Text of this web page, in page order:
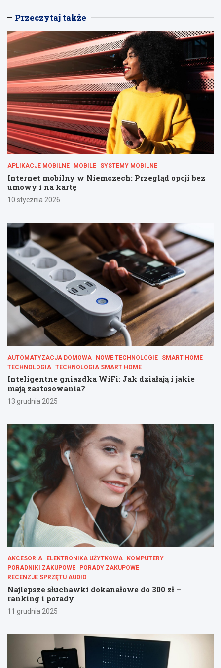
Przeczytaj także
APLIKACJE MOBILNE MOBILE SYSTEMY MOBILNE
Internet mobilny w Niemczech: Przegląd opcji bez
umowy i na kartę
10 stycznia 2026
AUTOMATYZACJA DOMOWA NOWE TECHNOLOGIE
SMART HOME
TECHNOLOGIA TECHNOLOGIA SMART HOME
Inteligentne gniazdka WiFi: Jak działają i jakie
mają zastosowania?
13 grudnia 2025
AKCESORIA ELEKTRONIKA UŻYTKOWA
KOMPUTERY
PORADNIKI ZAKUPOWE
PORADY ZAKUPOWE
RECENZJE SPRZĘTU AUDIO
Najlepsze słuchawki dokanałowe do 300 zł –
ranking i porady
11 grudnia 2025